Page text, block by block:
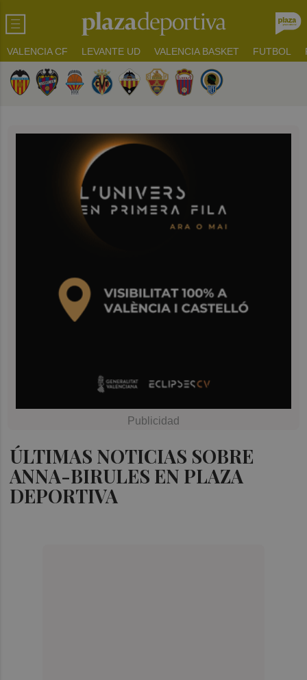
VALENCIA CF LEVANTE UD VALENCIA BASKET FUTBOL
ÚLTIMAS NOTICIAS SOBRE
ANNA-BIRULES EN PLAZA
DEPORTIVA